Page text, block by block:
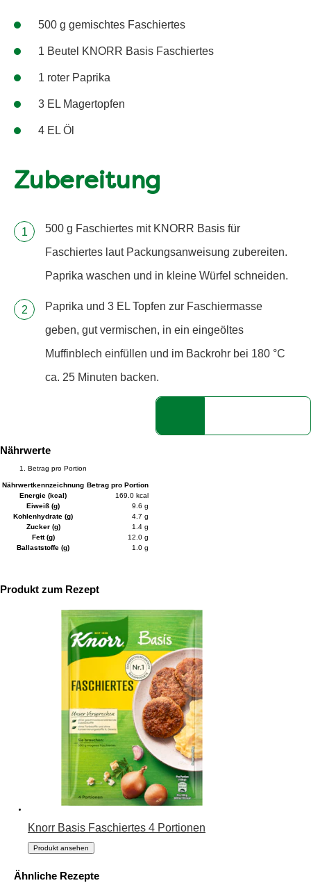
500 g gemischtes Faschiertes
1 Beutel KNORR Basis Faschiertes
1 roter Paprika
3 EL Magertopfen
4 EL Öl
Zubereitung
500 g Faschiertes mit KNORR Basis für
Faschiertes laut Packungsanweisung zubereiten.
Paprika waschen und in kleine Würfel schneiden.
Paprika und 3 EL Topfen zur Faschiermasse
geben, gut vermischen, in ein eingeöltes
Muffinblech einfüllen und im Backrohr bei 180 °C
ca. 25 Minuten backen.
Nährwerte
Betrag pro Portion
Nährwertkennzeichnung Betrag pro Portion
Energie (kcal)
169.0 kcal
Eiweiß (g)
9.6 g
Kohlenhydrate (g)
4.7 g
Zucker (g)
1.4 g
Fett (g)
12.0 g
Ballaststoffe (g)
1.0 g
Produkt zum Rezept
Knorr Basis Faschiertes 4 Portionen
Produkt ansehen
Ähnliche Rezepte